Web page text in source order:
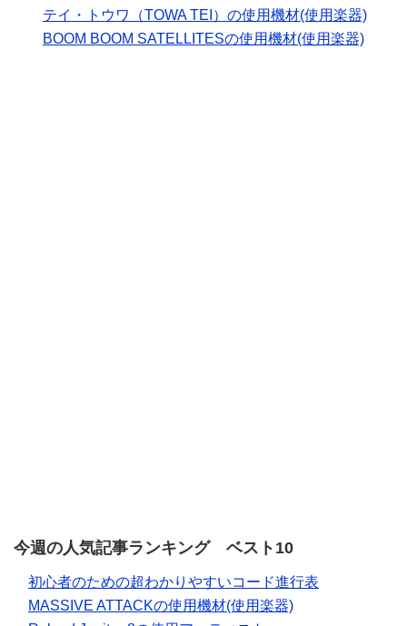
テイ・トウワ（TOWA TEI）の使用機材(使用楽器)
BOOM BOOM SATELLITESの使用機材(使用楽器)
今週の人気記事ランキング ベスト10
初心者のための超わかりやすいコード進行表
MASSIVE ATTACKの使用機材(使用楽器)